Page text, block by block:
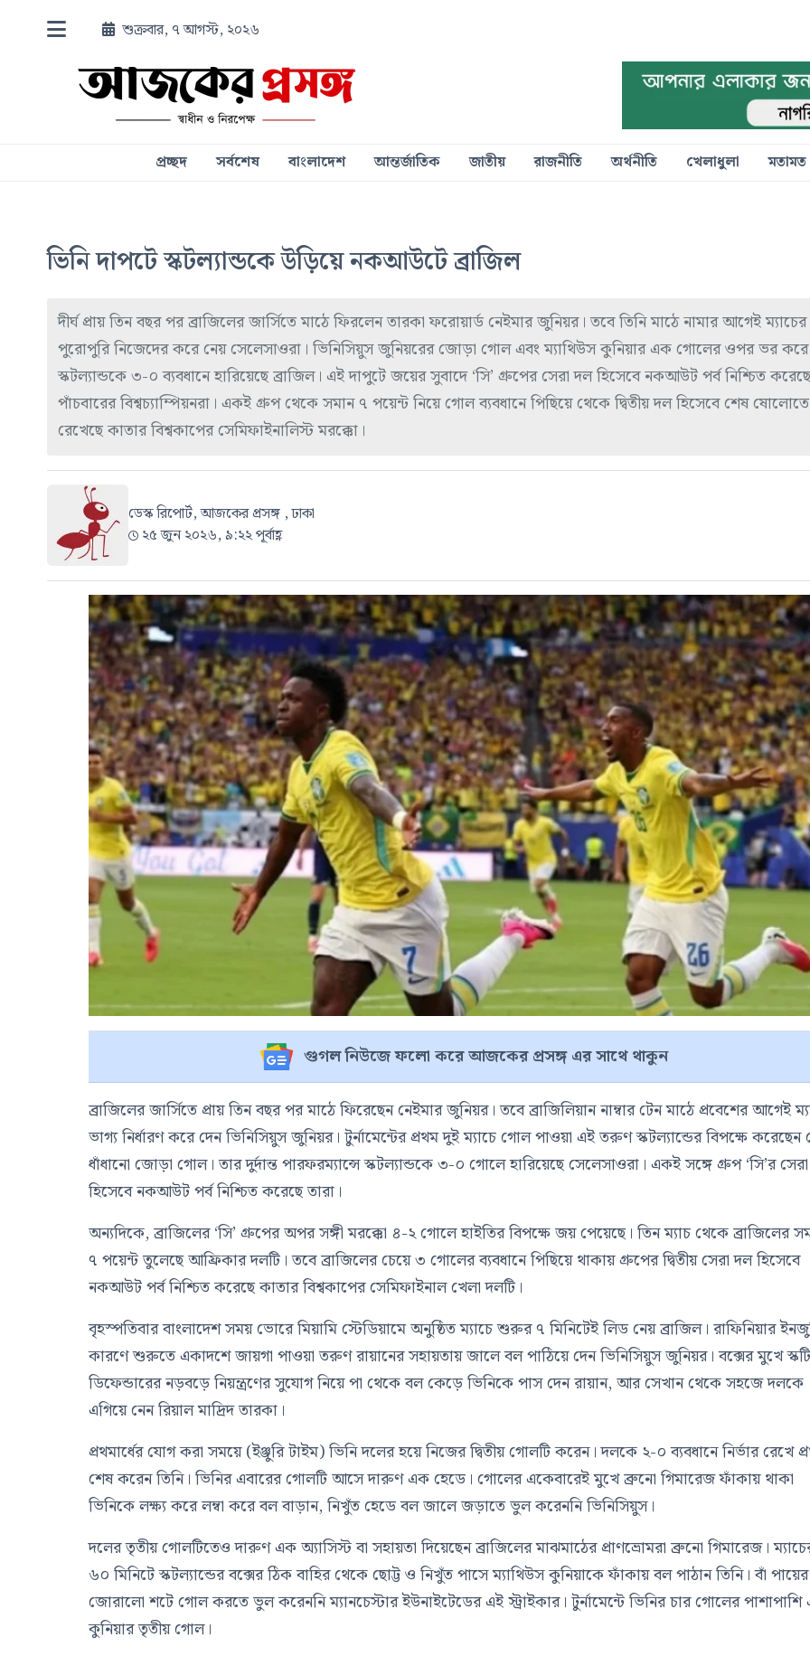
শুক্রবার, ৭ আগস্ট, ২০২৬
প্রচ্ছদ সর্বশেষ বাংলাদেশ আন্তর্জাতিক জাতীয় রাজনীতি অর্থনীতি খেলাধুলা মতামত
ভিনি দাপটে স্কটল্যান্ডকে উড়িয়ে নকআউটে ব্রাজিল
দীর্ঘ প্রায় তিন বছর পর ব্রাজিলের জার্সিতে মাঠে ফিরলেন তারকা ফরোয়ার্ড নেইমার জুনিয়র। তবে তিনি মাঠে নামার আগেই
পুরোপুরি নিজেদের করে নেয় সেলেসাওরা। ভিনিসিয়ুস জুনিয়রের জোড়া গোল এবং ম্যাথিউস কুনিয়ার এক গোলের ওপর ভর করে
স্কটল্যান্ডকে ৩-০ ব্যবধানে হারিয়েছে ব্রাজিল। এই দাপুটে জয়ের সুবাদে ‘সি’ গ্রুপের সেরা দল হিসেবে নকআউট পর্ব নিশ্চিত করেছে
পাঁচবারের বিশ্বচ্যাম্পিয়নরা। একই গ্রুপ থেকে সমান ৭ পয়েন্ট নিয়ে গোল ব্যবধানে পিছিয়ে থেকে দ্বিতীয় দল হিসেবে শেষ
রেখেছে কাতার বিশ্বকাপের সেমিফাইনালিস্ট মরক্কো।
ডেস্ক রিপোর্ট, আজকের প্রসঙ্গ , ঢাকা
২৫ জুন ২০২৬, ৯:২২ পূর্বাহ্ণ
গুগল নিউজে ফলো করে আজকের প্রসঙ্গ এর সাথে থাকুন
ব্রাজিলের জার্সিতে প্রায় তিন বছর পর মাঠে ফিরেছেন নেইমার জুনিয়র। তবে ব্রাজিলিয়ান নাম্বার টেন মাঠে প্রবেশের আগেই
ভাগ্য নির্ধারণ করে দেন ভিনিসিয়ুস জুনিয়র। টুর্নামেন্টের প্রথম দুই ম্যাচে গোল পাওয়া এই তরুণ স্কটল্যান্ডের বিপক্ষে
ধাঁধানো জোড়া গোল। তার দুর্দান্ত পারফরম্যান্সে স্কটল্যান্ডকে ৩-০ গোলে হারিয়েছে সেলেসাওরা। একই সঙ্গে গ্রুপ ‘সি’র
হিসেবে নকআউট পর্ব নিশ্চিত করেছে তারা।
অন্যদিকে, ব্রাজিলের ‘সি’ গ্রুপের অপর সঙ্গী মরক্কো ৪-২ গোলে হাইতির বিপক্ষে জয় পেয়েছে। তিন ম্যাচ থেকে ব্রাজিলের
৭ পয়েন্ট তুলেছে আফ্রিকার দলটি। তবে ব্রাজিলের চেয়ে ৩ গোলের ব্যবধানে পিছিয়ে থাকায় গ্রুপের দ্বিতীয় সেরা দল হিসেবে
নকআউট পর্ব নিশ্চিত করেছে কাতার বিশ্বকাপের সেমিফাইনাল খেলা দলটি।
বৃহস্পতিবার বাংলাদেশ সময় ভোরে মিয়ামি স্টেডিয়ামে অনুষ্ঠিত ম্যাচে শুরুর ৭ মিনিটেই লিড নেয় ব্রাজিল। রাফিনিয়ার
কারণে শুরুতে একাদশে জায়গা পাওয়া তরুণ রায়ানের সহায়তায় জালে বল পাঠিয়ে দেন ভিনিসিয়ুস জুনিয়র। বক্সের মুখে
ডিফেন্ডারের নড়বড়ে নিয়ন্ত্রণের সুযোগ নিয়ে পা থেকে বল কেড়ে ভিনিকে পাস দেন রায়ান, আর সেখান থেকে সহজে দলকে
এগিয়ে নেন রিয়াল মাদ্রিদ তারকা।
প্রথমার্ধের যোগ করা সময়ে (ইঞ্জুরি টাইম) ভিনি দলের হয়ে নিজের দ্বিতীয় গোলটি করেন। দলকে ২-০ ব্যবধানে নির্ভার রেখে
শেষ করেন তিনি। ভিনির এবারের গোলটি আসে দারুণ এক হেডে। গোলের একেবারেই মুখে ব্রুনো গিমারেজ ফাঁকায় থাকা
ভিনিকে লক্ষ্য করে লম্বা করে বল বাড়ান, নিখুঁত হেডে বল জালে জড়াতে ভুল করেননি ভিনিসিয়ুস।
দলের তৃতীয় গোলটিতেও দারুণ এক অ্যাসিস্ট বা সহায়তা দিয়েছেন ব্রাজিলের মাঝমাঠের প্রাণভ্রোমরা ব্রুনো গিমারেজ।
৬০ মিনিটে স্কটল্যান্ডের বক্সের ঠিক বাহির থেকে ছোট্ট ও নিখুঁত পাসে ম্যাথিউস কুনিয়াকে ফাঁকায় বল পাঠান তিনি। বাঁ পায়ের
জোরালো শটে গোল করতে ভুল করেননি ম্যানচেস্টার ইউনাইটেডের এই স্ট্রাইকার। টুর্নামেন্টে ভিনির চার গোলের পাশাপাশি
কুনিয়ার তৃতীয় গোল।